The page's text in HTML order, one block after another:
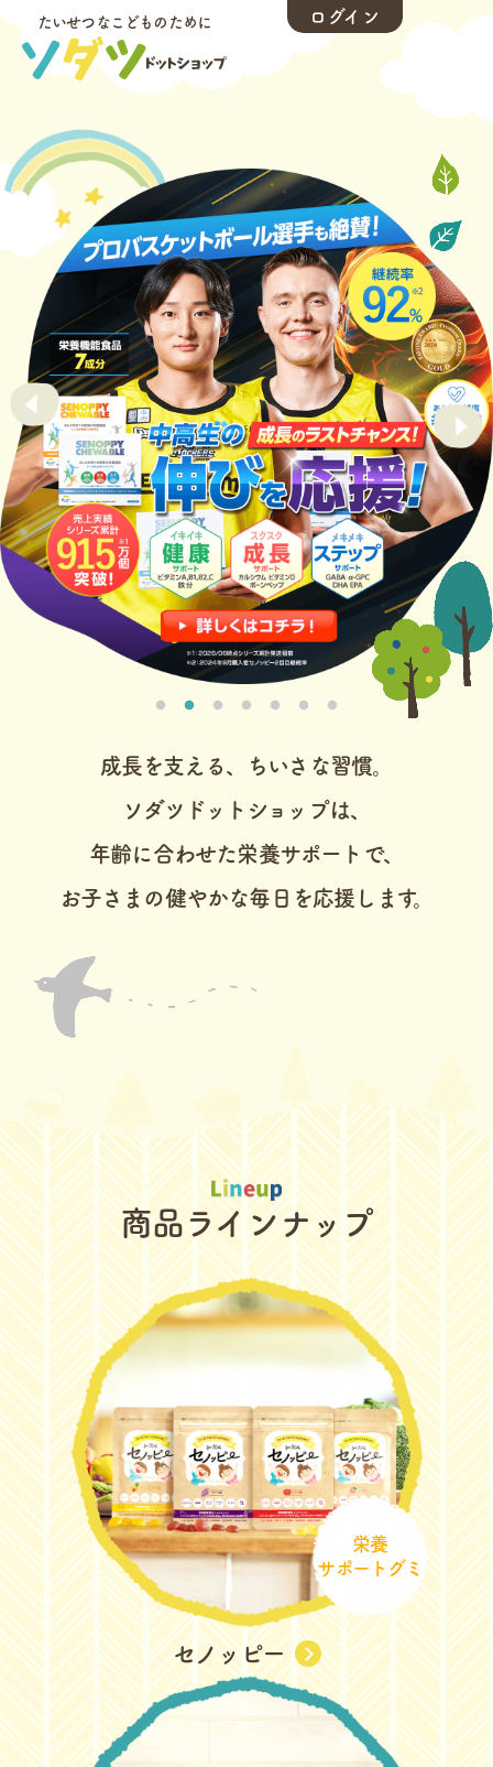
ログイン
たいせつなこどものために
成長を支える、ちいさな習慣。
ソダツドットショップは、
年齢に合わせた栄養サポートで、
お子さまの健やかな毎日を応援します。
商品ラインナップ
栄養
サポートグミ
セノッピー